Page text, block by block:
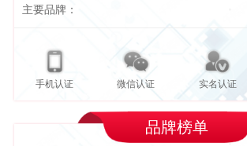
主要品牌：
手机认证 微信认证 实名认证
品牌榜单